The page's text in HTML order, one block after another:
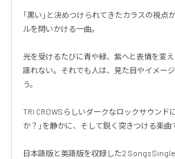
「黒い」と決めつけられてきたカラスの視
ルを問いかける一曲。
光を受けるたびに青や緑、紫へと表情を変
語れない。それでも人は、見た目やイメー
う。
TRI CROWSらしいダークなロックサウンド
か？」を静かに、そして鋭く突きつける楽曲
日本語版と英語版を収録した2 Songs Single